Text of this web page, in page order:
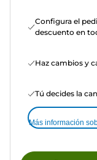
Configura el
descuento en
Haz cambios y
Tú decides la
Más información